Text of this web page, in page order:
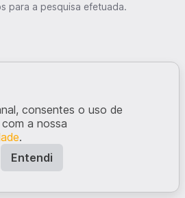
para a pesquisa efetuada.
consentes o uso de
a nossa
.
Entendi